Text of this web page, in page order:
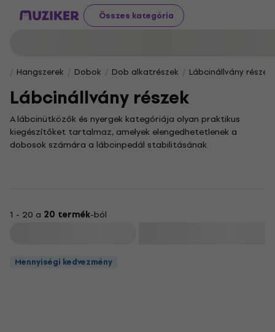
Összes kategória
Hangszerek Dobok Dob alkatrészek Lábcinállvány részek
Lábcinállvány részek
A lábcinütközők és nyergek kategóriája olyan praktikus
kiegészítőket tartalmaz, amelyek elengedhetetlenek a
dobosok számára a lábcinpedál stabilitásának
A megfelelő ütköző kiválasztásával a nem kívánt
dobfelszerelésedhez tökéletesen illő megoldást!
1 - 20 a 20 termék-ból
Mennyiségi kedvezmény